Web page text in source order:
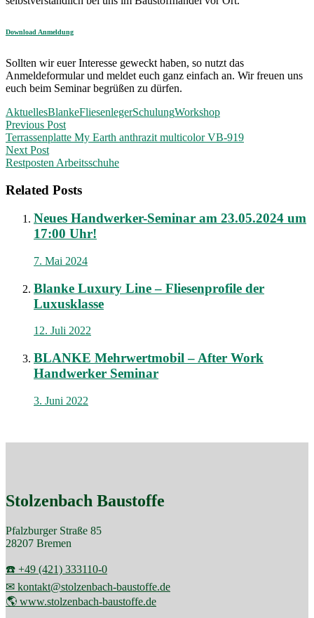
Download Anmeldung
Sollten wir euer Interesse geweckt haben, so nutzt das
Anmeldeformular und meldet euch ganz einfach an. Wir freuen uns
euch beim Seminar begrüßen zu dürfen.
AktuellesBlankeFliesenlegerSchulungWorkshop
Post
navigation
Previous Post
Terrassenplatte My Earth anthrazit multicolor VB-919
Next Post
Restposten Arbeitsschuhe
Related Posts
Neues Handwerker-Seminar am 23.05.2024 um
17:00 Uhr!
7. Mai 2024
Blanke Luxury Line – Fliesenprofile der
Luxusklasse
12. Juli 2022
BLANKE Mehrwertmobil – After Work
Handwerker Seminar
3. Juni 2022
Stolzenbach Baustoffe
Pfalzburger Straße 85
28207 Bremen
☎️ +49 (421) 333110-0
✉ kontakt@stolzenbach-baustoffe.de
🌎 www.stolzenbach-baustoffe.de